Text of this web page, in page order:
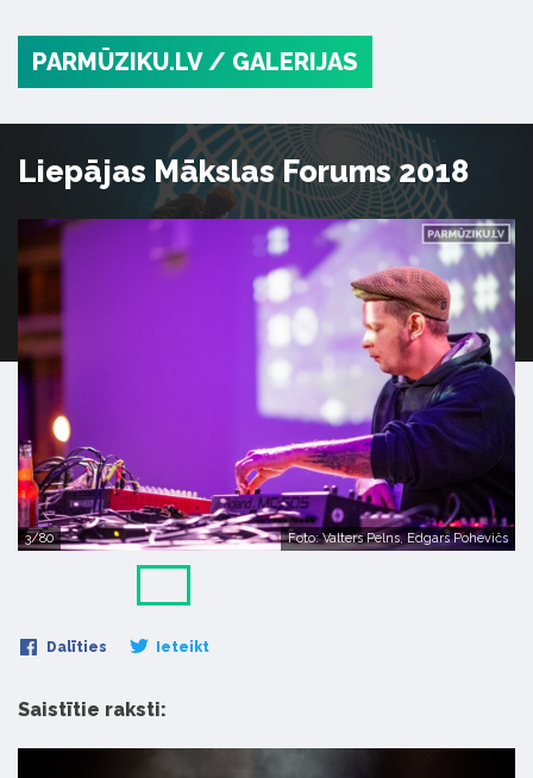
PARMŪZIKU.LV / GALERIJAS
Liepājas Mākslas Forums 2018
3/80 Foto: Valters Pelns, Edgars Pohevičs
Dalīties Ieteikt
Saistītie raksti: